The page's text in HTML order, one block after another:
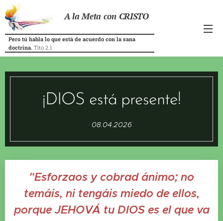
A la Meta con CRISTO
Pero tú habla lo que está de acuerdo con la sana
doctrina. Tito 2.1
¡DIOS está presente!
08.04.2026
"Esforzaos y cobrad ánimo; no
temáis, ni tengáis miedo de ellos,
porque JEHOVÁ tu DIOS es el que va